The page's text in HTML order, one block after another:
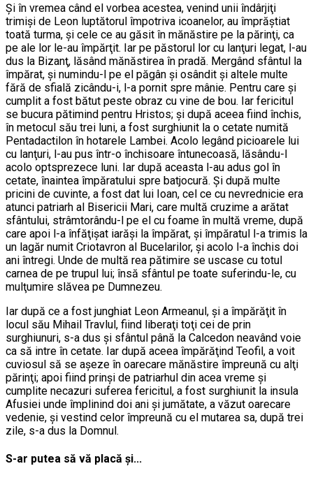
Şi în vremea când el vorbea acestea, venind unii îndârjiţi
trimişi de Leon luptătorul împotriva icoanelor, au împrăştiat
toată turma, şi cele ce au găsit în mănăstire pe la părinţi, ca
pe ale lor le-au împărţit. Iar pe păstorul lor cu lanţuri legat, l-au
dus la Bizanţ, lăsând mănăstirea în pradă. Mergând sfântul la
împărat, şi numindu-l pe el păgân şi osândit şi altele multe
fără de sfială zicându-i, l-a pornit spre mânie. Pentru care şi
cumplit a fost bătut peste obraz cu vine de bou. Iar fericitul
se bucura pătimind pentru Hristos; şi după aceea fiind închis,
în metocul său trei luni, a fost surghiunit la o cetate numită
Pentadactilon în hotarele Lambei. Acolo legând picioarele lui
cu lanţuri, l-au pus într-o închisoare întunecoasă, lăsându-l
acolo optsprezece luni. Iar după aceasta l-au adus gol în
cetate, înaintea împăratului spre batjocură. Şi după multe
pricini de cuvinte, a fost dat lui Ioan, cel ce cu nevrednicie era
atunci patriarh al Bisericii Mari, care multă cruzime a arătat
sfântului, strâmtorându-l pe el cu foame în multă vreme, după
care apoi l-a înfăţişat iarăşi la împărat, şi împăratul l-a trimis la
un lagăr numit Criotavron al Bucelarilor, şi acolo l-a închis doi
ani întregi. Unde de multă rea pătimire se uscase cu totul
carnea de pe trupul lui; însă sfântul pe toate suferindu-le, cu
mulţumire slăvea pe Dumnezeu.
Iar după ce a fost junghiat Leon Armeanul, şi a împărăţit în
locul său Mihail Travlul, fiind liberaţi toţi cei de prin
surghiunuri, s-a dus şi sfântul până la Calcedon neavând voie
ca să intre în cetate. Iar după aceea împărăţind Teofil, a voit
cuviosul să se aşeze în oarecare mănăstire împreună cu alţi
părinţi; apoi fiind prinşi de patriarhul din acea vreme şi
cumplite necazuri suferea fericitul, a fost surghiunit la insula
Afusiei unde împlinind doi ani şi jumătate, a văzut oarecare
vedenie, şi vestind celor împreună cu el mutarea sa, după trei
zile, s-a dus la Domnul.
S-ar putea să vă placă și...